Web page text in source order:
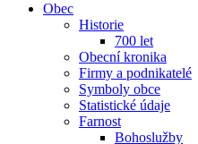
Obec
Historie
700 let
Obecní kronika
Firmy a podnikatelé
Symboly obce
Statistické údaje
Farnost
Bohoslužby